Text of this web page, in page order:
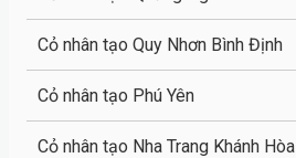
Cỏ nhân tạo Quy Nhơn Bình Định
Cỏ nhân tạo Phú Yên
Cỏ nhân tạo Nha Trang Khánh Hòa